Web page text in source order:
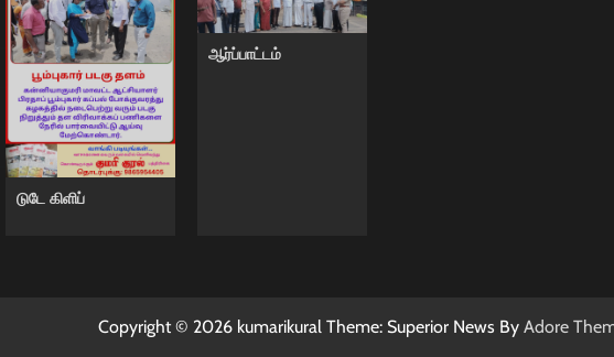
டுடே கிளிப்
ஆர்ப்பாட்டம்
Copyright © 2026 kumarikural Theme: Superior News By Adore